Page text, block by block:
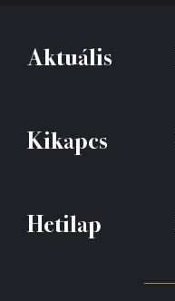
Aktuális
Kikapcs
Hetilap